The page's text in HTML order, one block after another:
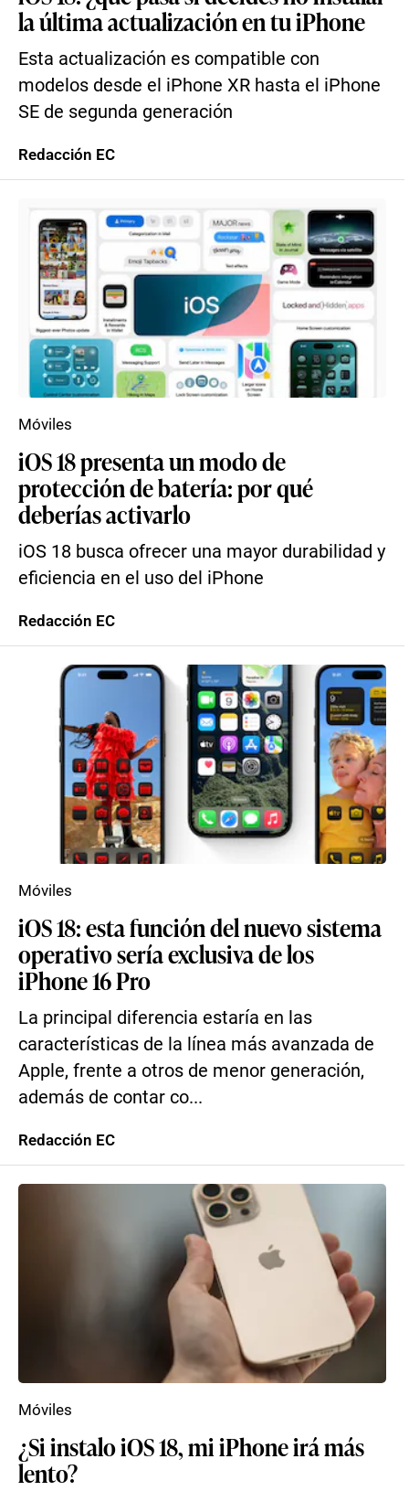
la última actualización en tu iPhone
Esta actualización es compatible con
modelos desde el iPhone XR hasta el iPhone
SE de segunda generación
Redacción EC
iOS 18 presenta un modo de
protección de batería: por qué
deberías activarlo
iOS 18 busca ofrecer una mayor durabilidad y
eficiencia en el uso del iPhone
Móviles
Redacción EC
iOS 18: esta función del nuevo sistema
operativo sería exclusiva de los
iPhone 16 Pro
La principal diferencia estaría en las
características de la línea más avanzada de
Apple, frente a otros de menor generación,
además de contar co...
Móviles
Redacción EC
¿Si instalo iOS 18, mi iPhone irá más
lento?
Móviles